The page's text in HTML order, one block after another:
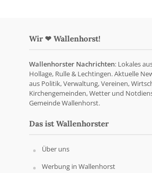
Wir ❤ Wallenhorst!
Wallenhorster Nachrichten: Lokales
Hollage, Rulle & Lechtingen. Aktuelle
aus Politik, Verwaltung, Vereinen,
Kirchengemeinden, Wetter und
Gemeinde Wallenhorst.
Das ist Wallenhorster
Über uns
Werbung in Wallenhorst